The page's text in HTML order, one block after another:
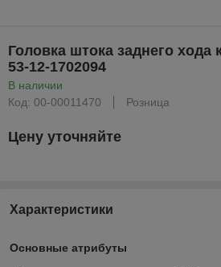
Головка штока заднего хода
53-12-1702094
В наличии
Код: 00-00011470
Розница
Цену уточняйте
Характеристики
Основные атрибуты